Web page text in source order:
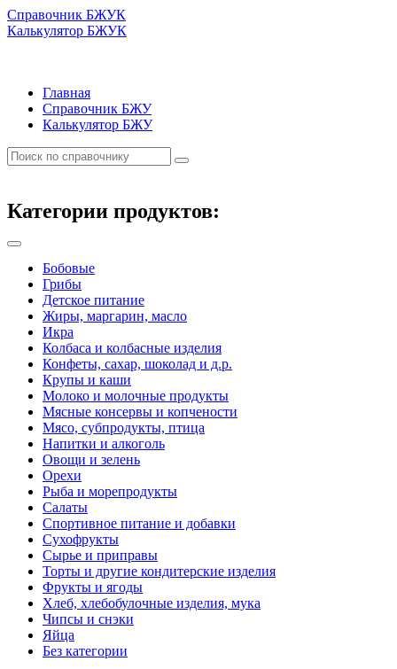
Справочник БЖУК
Калькулятор БЖУК
Главная
Справочник БЖУ
Калькулятор БЖУ
Категории продуктов:
Бобовые
Грибы
Детское питание
Жиры, маргарин, масло
Икра
Колбаса и колбасные изделия
Конфеты, сахар, шоколад и д.р.
Крупы и каши
Молоко и молочные продукты
Мясные консервы и копчености
Мясо, субпродукты, птица
Напитки и алкоголь
Овощи и зелень
Орехи
Рыба и морепродукты
Салаты
Спортивное питание и добавки
Сухофрукты
Сырье и приправы
Торты и другие кондитерские изделия
Фрукты и ягоды
Хлеб, хлебобулочные изделия, мука
Чипсы и снэки
Яйца
Без категории